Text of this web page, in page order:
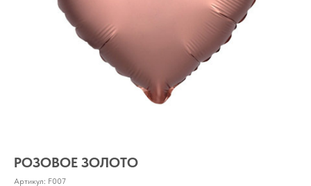
РОЗОВОЕ ЗОЛОТО
Артикул: F007